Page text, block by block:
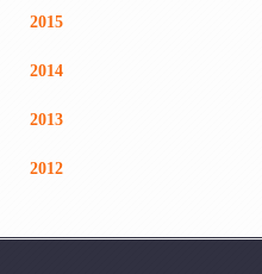
2015
2014
2013
2012